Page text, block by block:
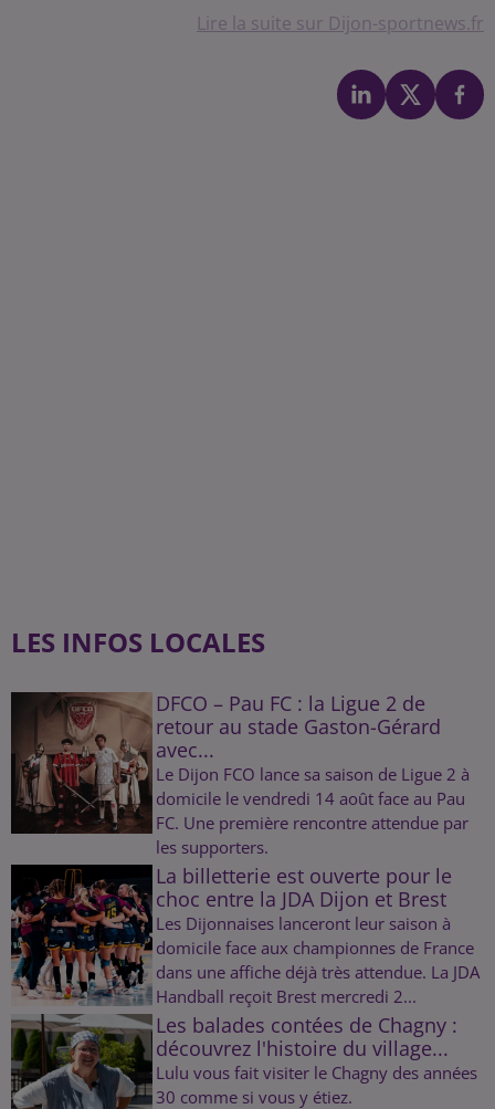
Lire la suite sur Dijon-sportnews.fr
LES INFOS LOCALES
DFCO – Pau FC : la Ligue 2 de
retour au stade Gaston-Gérard
avec...
Le Dijon FCO lance sa saison de Ligue 2 à
domicile le vendredi 14 août face au Pau
FC. Une première rencontre attendue par
les supporters.
La billetterie est ouverte pour le
choc entre la JDA Dijon et Brest
Les Dijonnaises lanceront leur saison à
domicile face aux championnes de France
dans une affiche déjà très attendue. La JDA
Handball reçoit Brest mercredi 2...
Les balades contées de Chagny :
découvrez l'histoire du village...
Lulu vous fait visiter le Chagny des années
30 comme si vous y étiez.